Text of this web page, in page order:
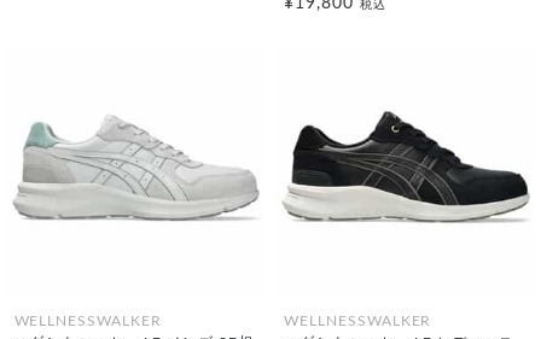
税込
WELLNESSWALKER
WELLNESSWALKER